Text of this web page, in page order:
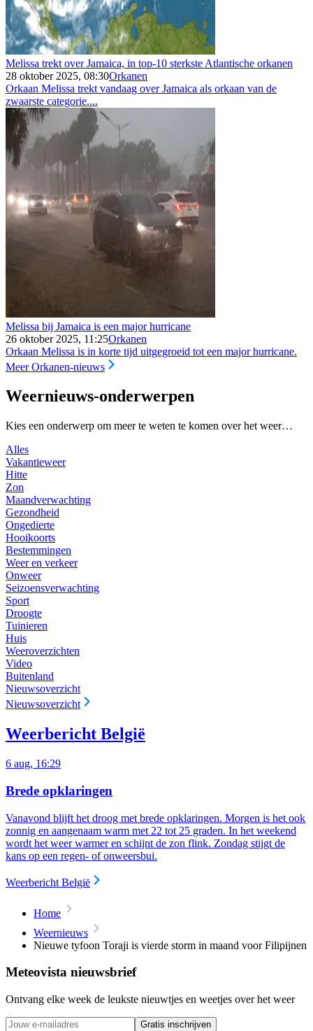
Melissa trekt over Jamaica, in top-10 sterkste Atlantische orkanen
28 oktober 2025, 08:30Orkanen
Orkaan Melissa trekt vandaag over Jamaica als orkaan van de
zwaarste categorie....
Melissa bij Jamaica is een major hurricane
26 oktober 2025, 11:25Orkanen
Orkaan Melissa is in korte tijd uitgegroeid tot een major hurricane.
Meer Orkanen-nieuws
Weernieuws-onderwerpen
Kies een onderwerp om meer te weten te komen over het weer…
Alles
Vakantieweer
Hitte
Zon
Maandverwachting
Gezondheid
Ongedierte
Hooikoorts
Bestemmingen
Weer en verkeer
Onweer
Seizoensverwachting
Sport
Droogte
Tuinieren
Huis
Weeroverzichten
Video
Buitenland
Nieuwsoverzicht
Nieuwsoverzicht
Weerbericht België
6 aug, 16:29
Brede opklaringen
Vanavond blijft het droog met brede opklaringen. Morgen is het ook
zonnig en aangenaam warm met 22 tot 25 graden. In het weekend
wordt het weer warmer en schijnt de zon flink. Zondag stijgt de
kans op een regen- of onweersbui.
Weerbericht België
Home
Weernieuws
Nieuwe tyfoon Toraji is vierde storm in maand voor Filipijnen
Meteovista nieuwsbrief
Ontvang elke week de leukste nieuwtjes en weetjes over het weer
Gratis inschrijven